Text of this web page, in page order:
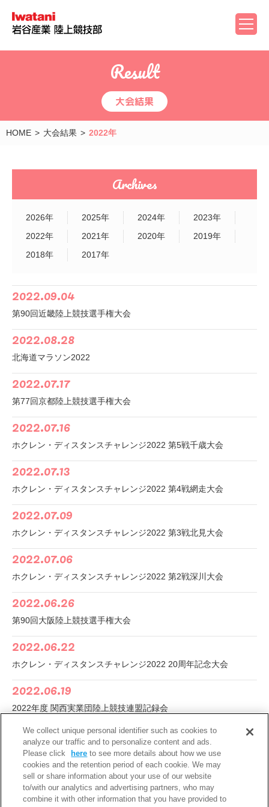
Result
大会結果
HOME 大会結果 2022年
Archives
2026年 2025年 2024年
2023年
2022年
2021年 2020年
2019年
2018年
2017年
2022.09.04
第90回近畿陸上競技選手権大会
2022.08.28
北海道マラソン2022
2022.07.17
第77回京都陸上競技選手権大会
2022.07.16
ホクレン・ディスタンスチャレンジ2022 第5戦千歳大会
2022.07.13
ホクレン・ディスタンスチャレンジ2022 第4戦網走大会
2022.07.09
ホクレン・ディスタンスチャレンジ2022 第3戦北見大会
2022.07.06
ホクレン・ディスタンスチャレンジ2022 第2戦深川大会
2022.06.26
第90回大阪陸上競技選手権大会
2022.06.22
ホクレン・ディスタンスチャレンジ2022 20周年記念大会
2022.06.19
2022年度 関西実業団陸上競技連盟記録会
2022.06.13
第106回日本陸上競技選手権大会
2022.05.15
第66回関西実業団陸上競技選手権大会
We collect unique personal identifier such as cookies to
analyze our traffic and to personalize content and ads.
Please click
here to see more details about how we use
cookies and the retention period of each cookie. We may
sell or share information about your use of our website
to/with our analytics and advertising partners, who may
combine it with other information that you have provided to